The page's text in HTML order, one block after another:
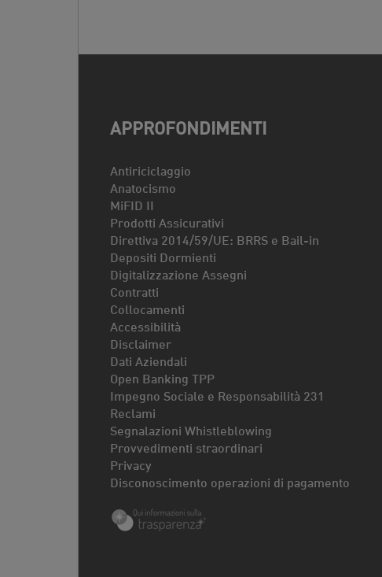
APPROFONDIMENTI
Antiriciclaggio
Anatocismo
MiFID II
Prodotti Assicurativi
Direttiva 2014/59/UE: BRRS e Bail-in
Depositi Dormienti
Digitalizzazione Assegni
Contratti
Collocamenti
Accessibilità
Disclaimer
Dati Aziendali
Open Banking TPP
Impegno Sociale e Responsabilità 231
Reclami
Segnalazioni Whistleblowing
Provvedimenti straordinari
Privacy
Disconoscimento operazioni di pagamento